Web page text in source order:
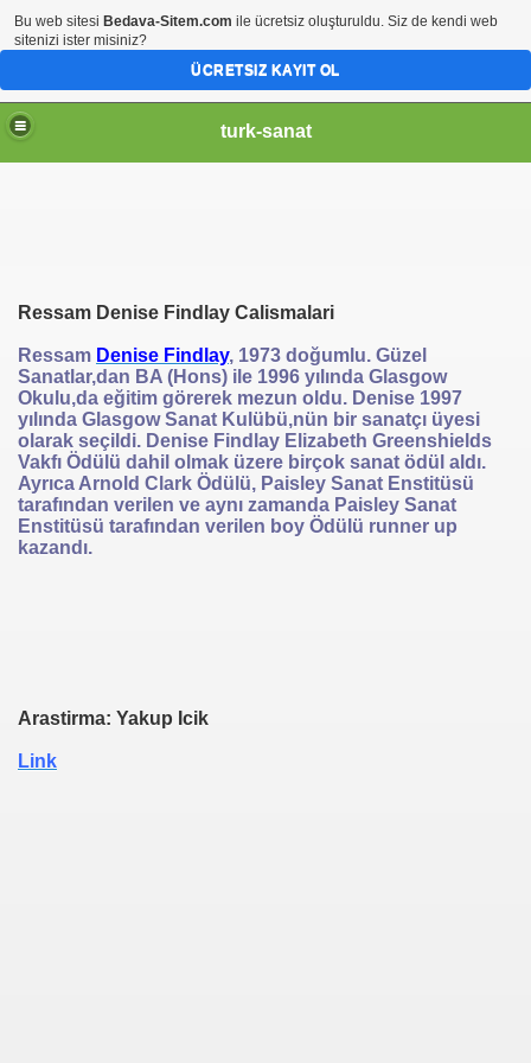
turk-sanat
Ressam Denise Findlay Calismalari
Ressam Denise Findlay, 1973 doğumlu. Güzel
Sanatlar,dan BA (Hons) ile 1996 yılında Glasgow
Okulu,da eğitim görerek mezun oldu. Denise 1997
yılında Glasgow Sanat Kulübü,nün bir sanatçı üyesi
olarak seçildi. Denise Findlay Elizabeth Greenshields
Vakfı Ödülü dahil olmak üzere birçok sanat ödül aldı.
Ayrıca Arnold Clark Ödülü, Paisley Sanat Enstitüsü
tarafından verilen ve aynı zamanda Paisley Sanat
Enstitüsü tarafından verilen boy Ödülü runner up
kazandı.
Arastirma: Yakup Icik
Link
Bu web sitesi Bedava-Sitem.com ile ücretsiz oluşturuldu. Siz de kendi web
sitenizi ister misiniz?
ÜCRETSIZ KAYIT OL